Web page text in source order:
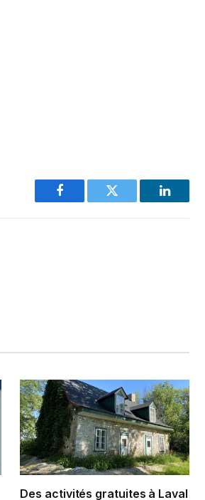
Facebook Twitter LinkedIn
Des activités gratuites à Laval